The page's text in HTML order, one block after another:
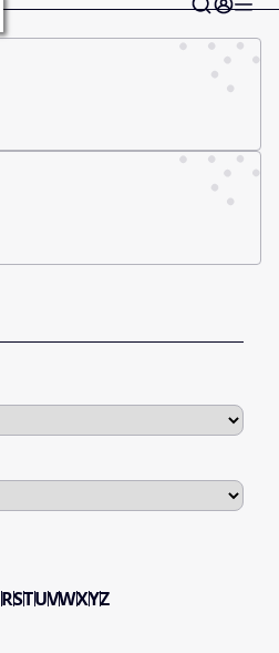
RSTUVWXYZ